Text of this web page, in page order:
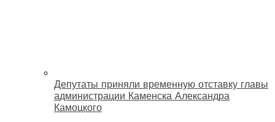
Депутаты приняли временную отставку главы
администрации Каменска Александра
Камоцкого